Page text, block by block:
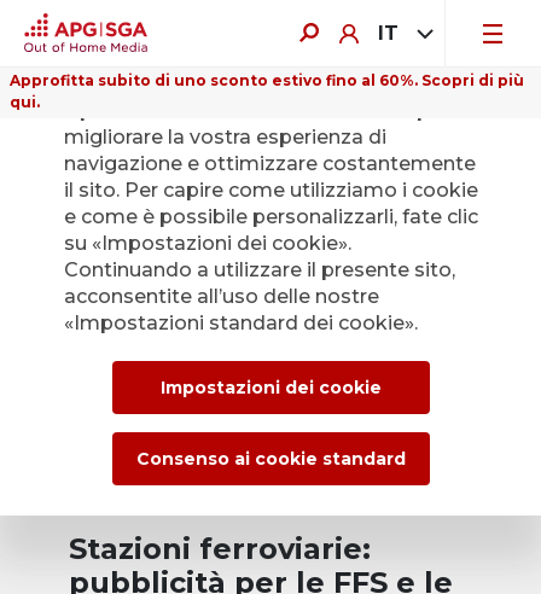
IT
Approfitta subito di uno sconto estivo fino al 60%. Scopri di più
qui.
Stazioni ferroviarie
Stazioni ferroviarie:
pubblicità per le FFS e le
migliorare la vostra esperienza di
navigazione e ottimizzare costantemente
il sito. Per capire come utilizziamo i cookie
e come è possibile personalizzarli, fate clic
su «Impostazioni dei cookie».
Continuando a utilizzare il presente sito,
acconsentite all’uso delle nostre
«Impostazioni standard dei cookie».
Impostazioni dei cookie
Consenso ai cookie standard